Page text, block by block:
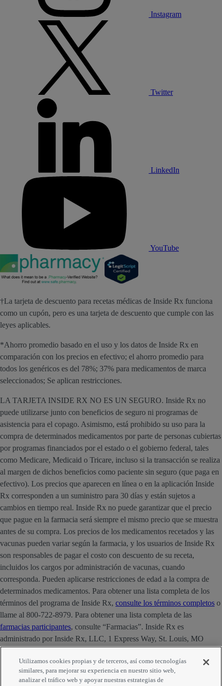
Instagram
Twitter
LinkedIn
YouTube
†La tarjeta de descuento para recetas médicas de Inside Rx funciona
como un cupón, pero es una tarjeta de descuento que cumple con las
leyes aplicables.
*Ahorro promedio basado en el uso y los datos de Inside Rx en
comparación con los precios en efectivo; el ahorro promedio para
todos los genéricos es del 78%; 37% para medicamentos de marca
seleccionados; Se aplican restricciones.
LA TARJETA INSIDE RX NO ES UN SEGURO. Inside Rx no
puede utilizarse junto con beneficios de seguro ni programas de
asistencia para el copago. Asimismo, está prohibido su uso para la
compra de determinados medicamentos por parte de personas cubiertas
por programas financiados por el estado o el gobierno federal, tales
como Medicare, Medicaid o Tricare, incluso si la transacción se realiza
al margen de dichos beneficios como paciente sin seguro (que paga en
efectivo). Los precios que aparecen en línea o en la aplicación Inside
Rx corresponden a un suministro para 30 días y están sujetos a
cambios en tiempo real. Inside Rx no puede garantizar que el precio
que pague en la farmacia será siempre el mismo precio que se muestra
antes de su compra. Los precios de los medicamentos recetados y las
vacunas pueden variar según la farmacia, y los usuarios de Inside Rx
son responsables de pagar el costo con descuento de su receta,
incluidos los cargos por administración de vacunas, cuando
corresponda. Pueden aplicarse restricciones de edad a la compra de
determinados medicamentos. Para obtener una lista completa de los
términos del programa de Inside Rx, consulte los términos completos o
llame al 800-722-8979. Para obtener una lista completa de las
farmacias participantes, consulte “Farmacias”. Inside Rx es
administrado por Inside Rx, LLC, 1 Express Way, St. Louis, MO
Strategic Development, Inc.
Utilizamos cookies propias y de terceros, así como tecnologías
similares, para mejorar su experiencia en nuestro sitio web,
analizar el tráfico web y apoyar nuestras estrategias de